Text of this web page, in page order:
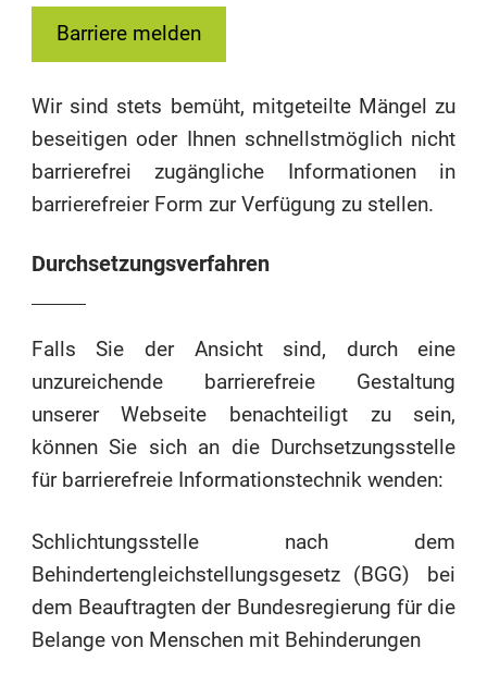
Barriere melden
Wir sind stets bemüht, mitgeteilte Mängel zu
beseitigen oder Ihnen schnellstmöglich nicht
barrierefrei zugängliche Informationen in
barrierefreier Form zur Verfügung zu stellen.
Durchsetzungsverfahren
Falls Sie der Ansicht sind, durch eine
unzureichende barrierefreie Gestaltung
unserer Webseite benachteiligt zu sein,
können Sie sich an die Durchsetzungsstelle
für barrierefreie Informationstechnik wenden:
Schlichtungsstelle nach dem
Behindertengleichstellungsgesetz (BGG)
bei
dem Beauftragten der Bundesregierung für die
Belange von Menschen mit Behinderungen